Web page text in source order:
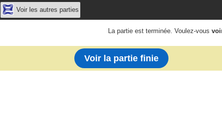
Voir les autres parties
La partie est terminée. Voulez-vous
Voir la partie finie